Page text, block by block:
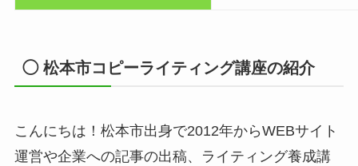
◯ 松本市コピーライティング講座の紹介
こんにちは！松本市出身で2012年からWEBサイト
運営や企業への記事の出稿、ライティング養成講